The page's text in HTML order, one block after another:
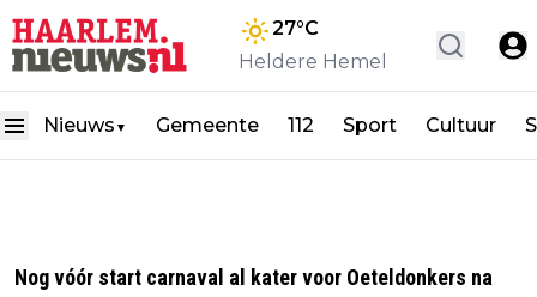
27°C
Heldere Hemel
Nieuws ▼ Gemeente 112 Sport Cultuur
Nog vóór start carnaval al kater voor Oeteldonkers na